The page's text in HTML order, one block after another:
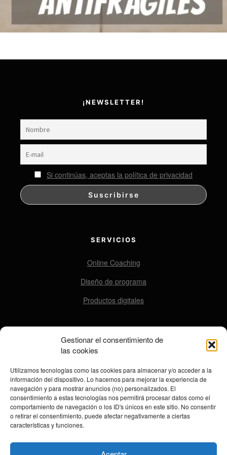
Gestionar el consentimiento de
las cookies
Utilizamos tecnologías como las cookies para almacenar y/o acceder a la
información del dispositivo. Lo hacemos para mejorar la experiencia de
navegación y para mostrar anuncios (no) personalizados. El
consentimiento a estas tecnologías nos permitirá procesar datos como el
comportamiento de navegación o los ID's únicos en este sitio. No consentir
o retirar el consentimiento, puede afectar negativamente a ciertas
características y funciones.
¡NEWSLETTER!
Si continúas, aceptas la política de privacidad
SERVICIOS
Online Coaching
Diseño de programa
Productos digitales
CONTACTO
REDES SOCIALES